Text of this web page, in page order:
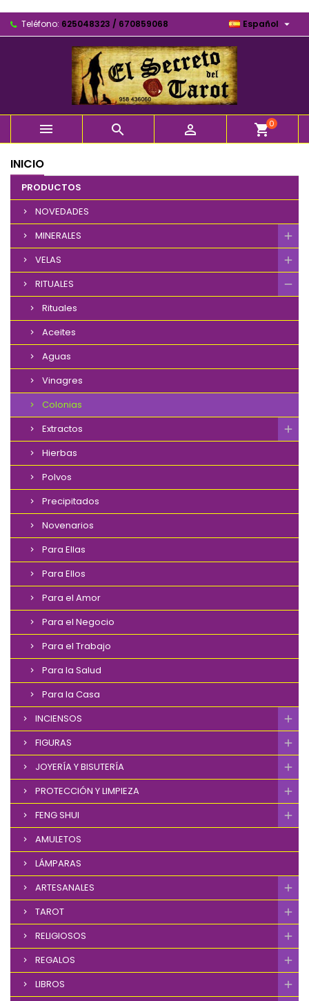
Teléfono: 625048323 / 670859068 Español 
   shopping_cart0
INICIO
PRODUCTOS
NOVEDADES
MINERALES
VELAS
RITUALES
Rituales
Aceites
Aguas
Vinagres
Colonias
Extractos
Hierbas
Polvos
Precipitados
Novenarios
Para Ellas
Para Ellos
Para el Amor
Para el Negocio
Para el Trabajo
Para la Salud
Para la Casa
INCIENSOS
FIGURAS
JOYERÍA Y BISUTERÍA
PROTECCIÓN Y LIMPIEZA
FENG SHUI
AMULETOS
LÁMPARAS
ARTESANALES
TAROT
RELIGIOSOS
REGALOS
LIBROS